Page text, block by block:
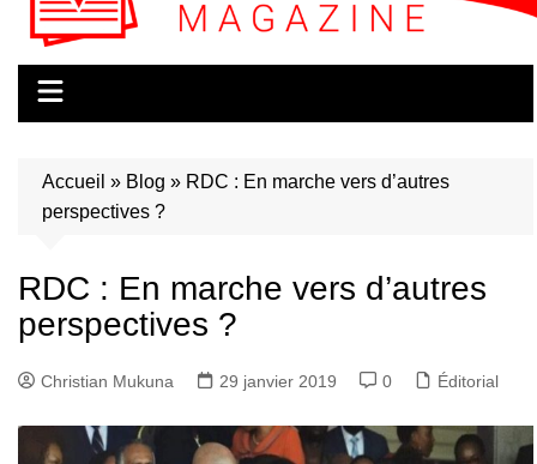
Accueil » Blog » RDC : En marche vers d’autres
perspectives ?
RDC : En marche vers d’autres
perspectives ?
Christian Mukuna 29 janvier 2019 0 Éditorial